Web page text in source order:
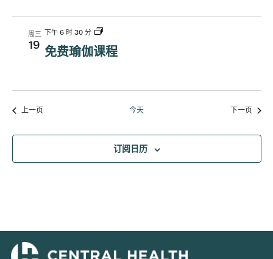
周三
19
下午 6 时 30 分
免费瑜伽课程
上一页活动 今天 下一页活动
订阅日历